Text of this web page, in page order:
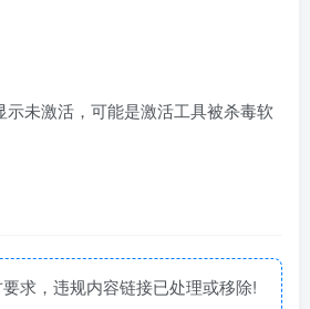
示未激活，可能是激活工具被杀毒软
求，违规内容链接已处理或移除!